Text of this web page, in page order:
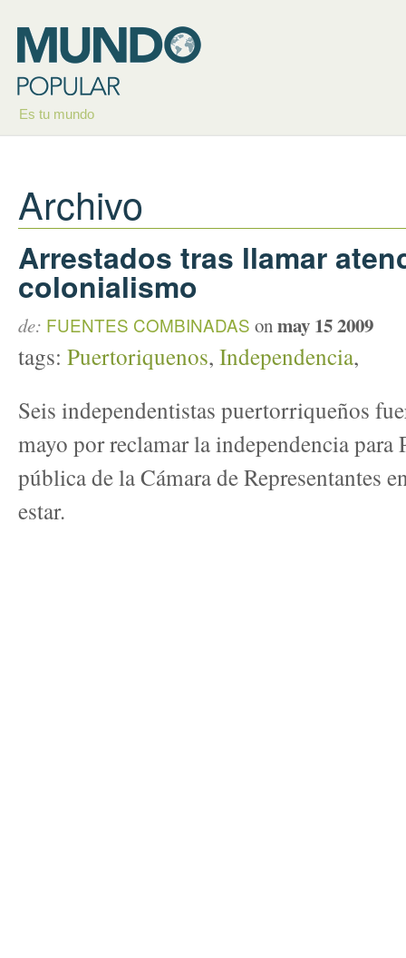
Es tu mundo
Archivo
Arrestados tras llamar
colonialismo
de: FUENTES COMBINADAS onmay 15 2009
tags: Puertoriquenos, Independencia,
Seis independentistas puertorriqueños
mayo por reclamar la independencia para
pública de la Cámara de Representantes
estar.